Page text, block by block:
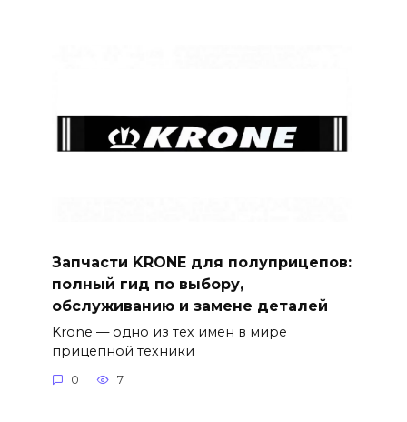
Запчасти KRONE для полуприцепов:
полный гид по выбору,
обслуживанию и замене деталей
Krone — одно из тех имён в мире
прицепной техники
0 7